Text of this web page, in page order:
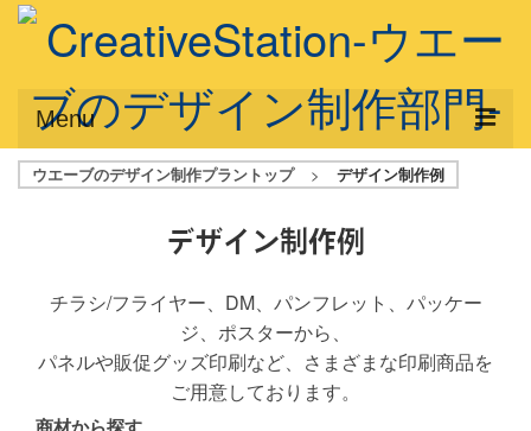
Menu
サービス概要
デザインプラン
フルデザイン
データ修正
写真からイラスト作成
ウエーブのデザイン制作プラントップ > デザイン制作例
デザイン制作例
チラシ/フライヤー、DM、パンフレット、パッケー
ジ、ポスターから、
パネルや販促グッズ印刷など、さまざまな印刷商品を
ご用意しております。